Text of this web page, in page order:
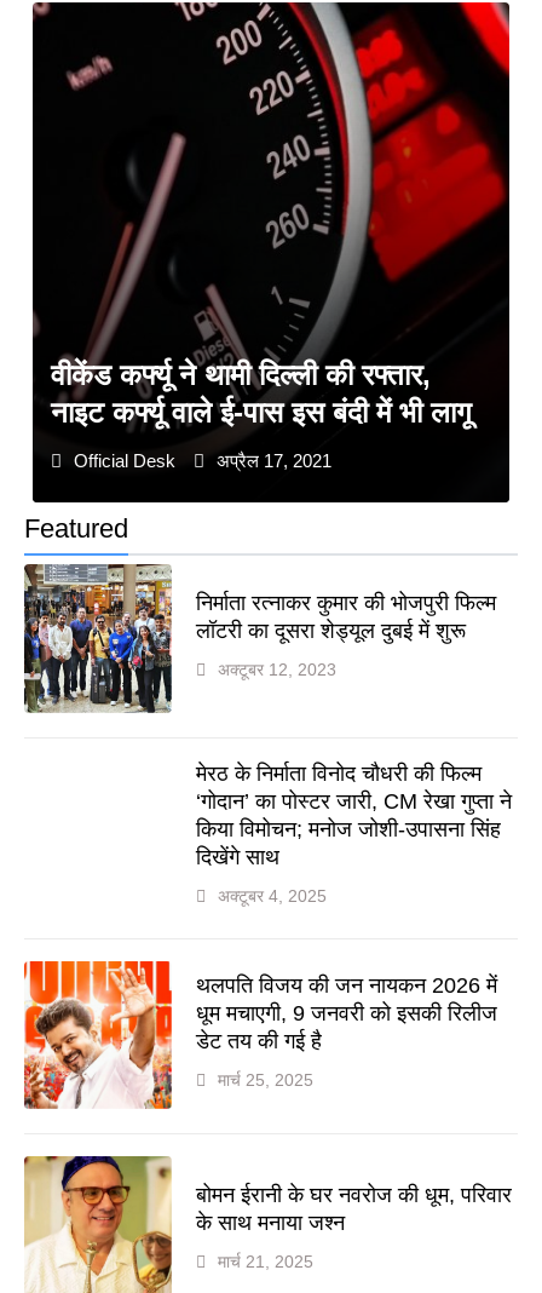
Featured
निर्माता रत्नाकर कुमार की भोजपुरी फिल्म
लॉटरी का दूसरा शेड्यूल दुबई में शुरू
अक्टूबर 12, 2023
मेरठ के निर्माता विनोद चौधरी की फिल्म
‘गोदान’ का पोस्टर जारी, CM रेखा गुप्ता ने
किया विमोचन; मनोज जोशी-उपासना सिंह
दिखेंगे साथ
अक्टूबर 4, 2025
थलपति विजय की जन नायकन 2026 में
धूम मचाएगी, 9 जनवरी को इसकी रिलीज
डेट तय की गई है
मार्च 25, 2025
बोमन ईरानी के घर नवरोज की धूम, परिवार
के साथ मनाया जश्न
मार्च 21, 2025
वीकेंड कर्फ्यू ने थामी दिल्ली की रफ्तार,
नाइट कर्फ्यू वाले ई-पास इस बंदी में भी लागू
Official Desk अप्रैल 17, 2021